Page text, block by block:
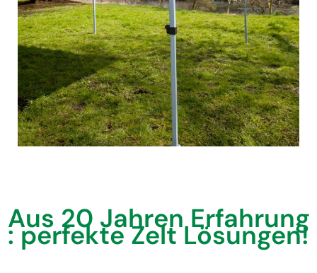
Aus 20 Jahren Erfahrung
: perfekte Zelt Lösungen!